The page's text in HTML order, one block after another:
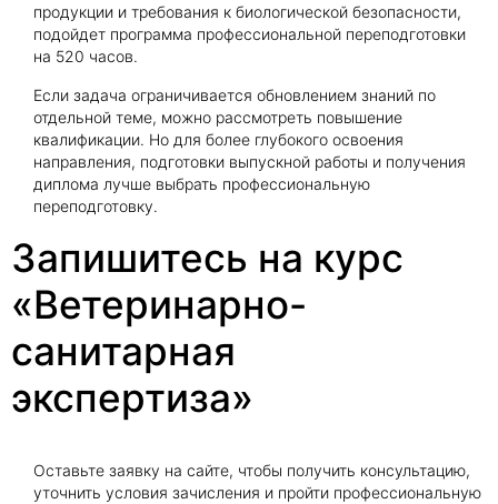
продукции и требования к биологической безопасности,
подойдет программа профессиональной переподготовки
на 520 часов.
Если задача ограничивается обновлением знаний по
отдельной теме, можно рассмотреть повышение
квалификации. Но для более глубокого освоения
направления, подготовки выпускной работы и получения
диплома лучше выбрать профессиональную
переподготовку.
Запишитесь на курс
«Ветеринарно-
санитарная
экспертиза»
Оставьте заявку на сайте, чтобы получить консультацию,
уточнить условия зачисления и пройти профессиональную